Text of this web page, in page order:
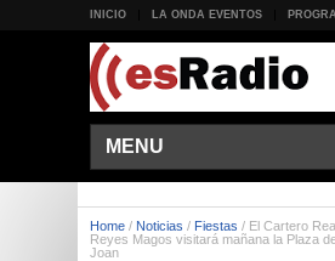
INICIO LA ONDA EVENTOS
MENU
Home / Noticias / Fiestas / El Cartero
Reyes Magos visitará mañana la Plaza
Joan